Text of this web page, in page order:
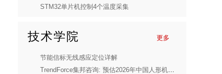
STM32单片机控制4个温度采集
更多
技术学院
节能信标无线感应定位详解
TrendForce集邦咨询: 预估2026年中国人形机器人市场产量将年增94%